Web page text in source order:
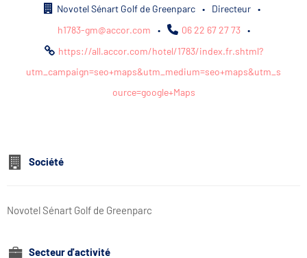
Novotel Sénart Golf de Greenparc • Directeur
•
h1783-gm@accor.com
• 06 22 67 27 73
•
https://all.accor.com/hotel/1783/index.fr.shtml?
utm_campaign=seo+maps&utm_medium=seo+maps&utm_s
ource=google+Maps
Société
Novotel Sénart Golf de Greenparc
Secteur d'activité